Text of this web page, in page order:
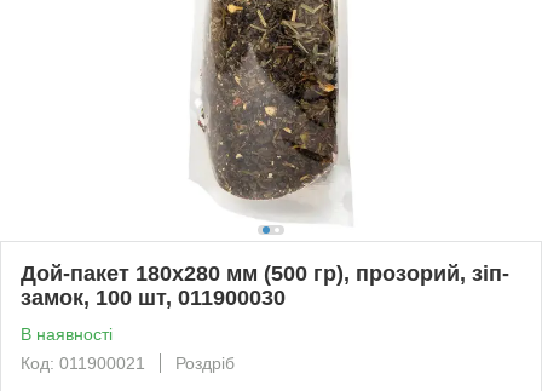
Дой-пакет 180х280 мм (500 гр), прозорий, зіп-
замок, 100 шт, 011900030
В наявності
Код: 011900021
Роздріб